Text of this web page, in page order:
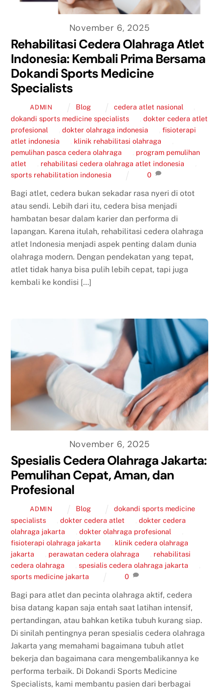
November 6, 2025
Rehabilitasi Cedera Olahraga Atlet
Indonesia: Kembali Prima Bersama
Dokandi Sports Medicine
Specialists
ADMIN Blog cedera atlet nasional
dokandi sports medicine specialists
dokter cedera atlet
profesional
dokter olahraga indonesia
fisioterapi
atlet indonesia
klinik rehabilitasi olahraga
pemulihan pasca cedera olahraga
program pemulihan
atlet
rehabilitasi cedera olahraga atlet indonesia
sports rehabilitation indonesia
0
Bagi atlet, cedera bukan sekadar rasa nyeri di otot
atau sendi. Lebih dari itu, cedera bisa menjadi
hambatan besar dalam karier dan performa di
lapangan. Karena itulah, rehabilitasi cedera olahraga
atlet Indonesia menjadi aspek penting dalam dunia
olahraga modern. Dengan pendekatan yang tepat,
atlet tidak hanya bisa pulih lebih cepat, tapi juga
kembali ke kondisi […]
November 6, 2025
Spesialis Cedera Olahraga Jakarta:
Pemulihan Cepat, Aman, dan
Profesional
ADMIN Blog
dokandi sports medicine
specialists
dokter cedera atlet
dokter cedera
olahraga jakarta
dokter olahraga profesional
fisioterapi olahraga jakarta
klinik cedera olahraga
jakarta
perawatan cedera olahraga
rehabilitasi
cedera olahraga
spesialis cedera olahraga jakarta
sports medicine jakarta
0
Bagi para atlet dan pecinta olahraga aktif, cedera
bisa datang kapan saja entah saat latihan intensif,
pertandingan, atau bahkan ketika tubuh kurang siap.
Di sinilah pentingnya peran spesialis cedera olahraga
Jakarta yang memahami bagaimana tubuh atlet
bekerja dan bagaimana cara mengembalikannya ke
performa terbaik. Di Dokandi Sports Medicine
Specialists, kami membantu pasien dari berbagai